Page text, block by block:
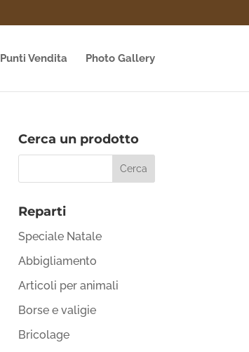
Punti Vendita Photo Gallery
Cerca un prodotto
Reparti
Speciale Natale
Abbigliamento
Articoli per animali
Borse e valigie
Bricolage